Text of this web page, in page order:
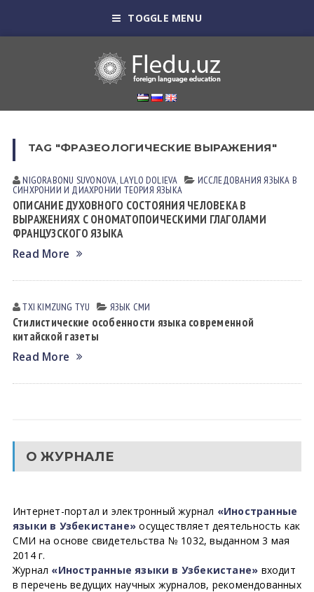
TOGGLE MENU
TAG "ФРАЗЕОЛОГИЧЕСКИЕ ВЫРАЖЕНИЯ"
NIGORABONU SUVONOVА, LАYLO DOLIEVА ИССЛЕДОВАНИЯ ЯЗЫКА В
СИНХРОНИИ И ДИАХРОНИИ ТЕОРИЯ ЯЗЫКА
ОПИСАНИЕ ДУХОВНОГО СОСТОЯНИЯ ЧЕЛОВЕКА В
ВЫРАЖЕНИЯХ С ОНОМАТОПОИЧЕСКИМИ ГЛАГОЛАМИ
ФРАНЦУЗСКОГО ЯЗЫКА
Read More
TXI KIMZUNG TYU ЯЗЫК СМИ
Стилистические особенности языка современной
китайской газеты
Read More
О ЖУРНАЛЕ
Интернет-портал и электронный журнал «Иностранные
языки в Узбекистане» осуществляет деятельность как
СМИ на основе свидетельства № 1032, выданном 3 мая
2014 г.
Журнал «Иностранные языки в Узбекистане» входит
в перечень ведущих научных журналов, рекомендованных